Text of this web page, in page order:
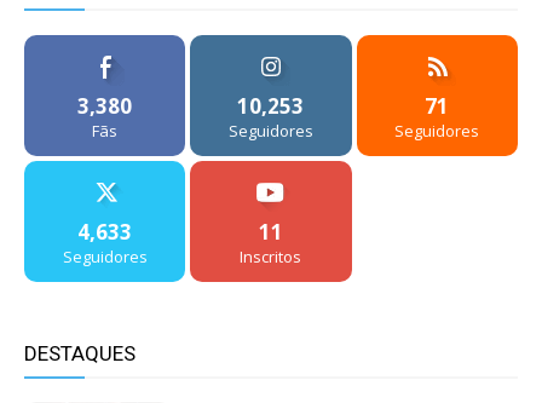
3,380
Fãs
10,253
Seguidores
71
Seguidores
4,633
Seguidores
11
Inscritos
DESTAQUES